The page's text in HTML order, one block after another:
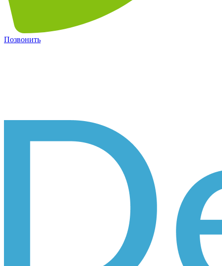
Позвонить